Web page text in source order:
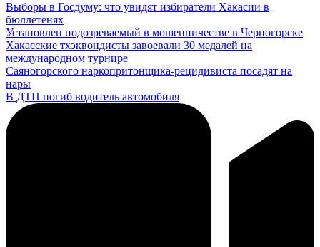
Выборы в Госдуму: что увидят избиратели Хакасии в
бюллетенях
Установлен подозреваемый в мошенничестве в Черногорске
Хакасские тхэквондисты завоевали 30 медалей на
международном турнире
Саяногорского наркопритонщика-рецидивиста посадят на
нары
В ДТП погиб водитель автомобиля